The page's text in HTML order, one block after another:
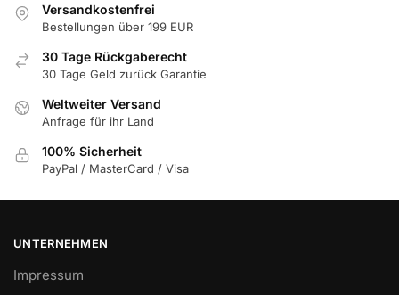
Versandkostenfrei
Bestellungen über 199 EUR
30 Tage Rückgaberecht
30 Tage Geld zurück Garantie
Weltweiter Versand
Anfrage für ihr Land
100% Sicherheit
PayPal / MasterCard / Visa
UNTERNEHMEN
Impressum